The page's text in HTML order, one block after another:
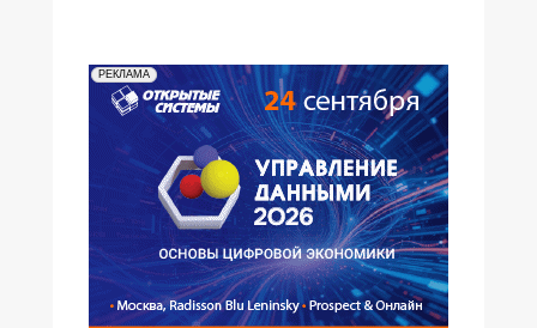
РЕКЛАМА